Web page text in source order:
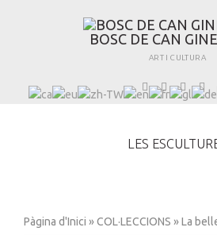
BOSC DE CAN GIN E
ART I CULTURA
LES
Pàgina d'Inici »COL·LECCIONS » La